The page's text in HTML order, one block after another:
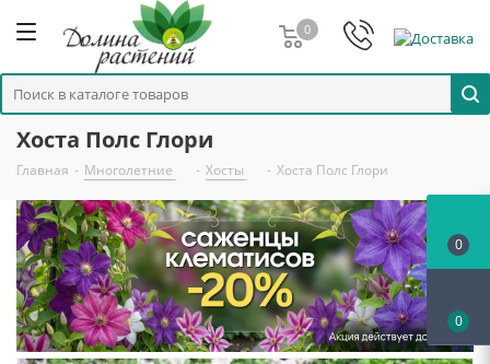
0
Хоста Полс Глори
Главная - Многолетние - Хосты - Хоста Полс Глори
0
0